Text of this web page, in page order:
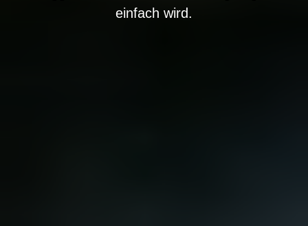
einfach wird.